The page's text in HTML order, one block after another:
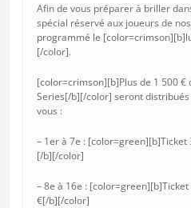
Afin de vous préparer à briller
spécial réservé aux joueurs de
programmé le
[/color].
[color=crimson][b]Plus de 1 500 €
Series[/b][/color] seront distribués
vous :
– 1er à 7e : [color=green][b]Ticket
[/b][/color]
– 8e à 16e : [color=green][b]Ticket
€[/b][/color]